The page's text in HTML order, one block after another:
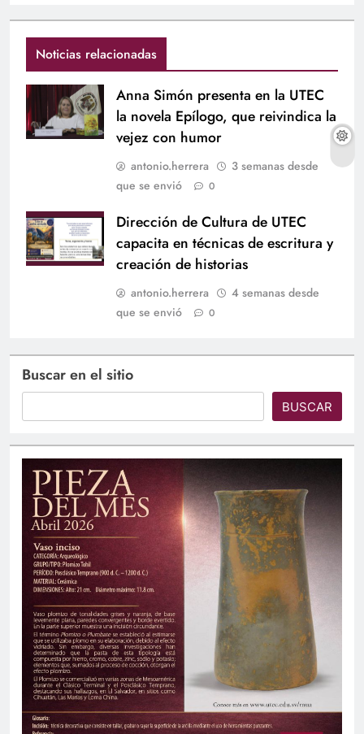
Noticias relacionadas
Anna Simón presenta en la UTEC
la novela Epílogo, que reivindica la
vejez con humor
antonio.herrera
3 semanas desde
que se envió
0
Dirección de Cultura de UTEC
capacita en técnicas de escritura y
creación de historias
antonio.herrera
4 semanas desde
que se envió
0
Buscar en el sitio
BUSCAR